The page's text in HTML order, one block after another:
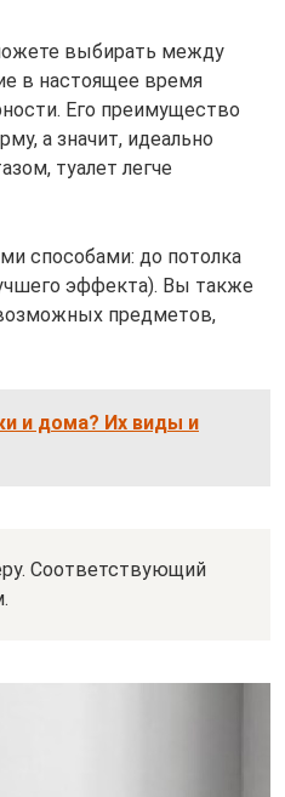
выбирать между
в настоящее время
Его преимущество
а значит, идеально
туалет легче
способами: до потолка
эффекта). Вы также
предметов,
и дома? Их виды и
Соответствующий